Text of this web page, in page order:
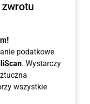
podatkowe
. Wystarczy
wszystkie